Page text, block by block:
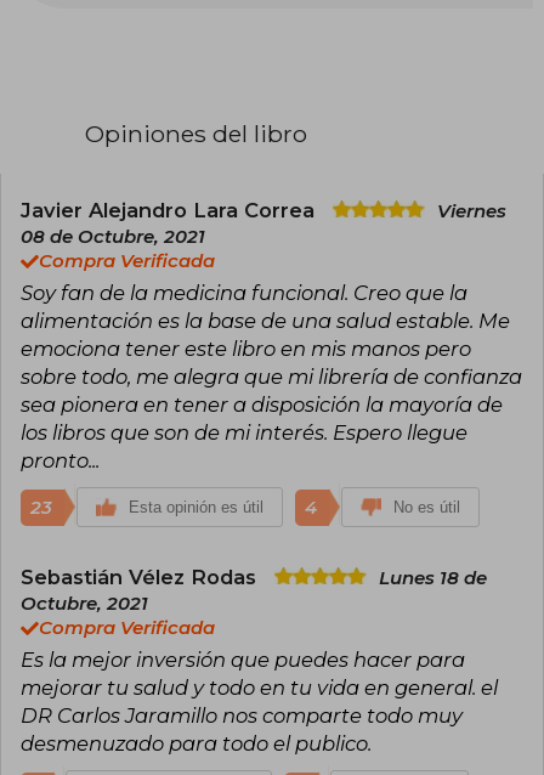
en Bogotá, Colombia. Trabaja como docente y
asesor en investigación y desarrollo para
empresas multinacionales de alimentos. Es
speaker, autor, instagramer de medio tiempo,
cocinero aficionado, esposo y padre orgulloso.
Su pasión es encontrar la cura de raíz de las
enfermedades crónicas y su misión, “educar
con ciencia” al mayor número de personas
posible.
Opiniones del libro
Javier Alejandro Lara Correa
Viernes
08 de Octubre, 2021
Compra Verificada
Soy fan de la medicina funcional. Creo que la
alimentación es la base de una salud estable. Me
emociona tener este libro en mis manos pero
sobre todo, me alegra que mi librería de confianza
sea pionera en tener a disposición la mayoría de
los libros que son de mi interés. Espero llegue
pronto...
23 Esta opinión es útil 4 No es útil
Sebastián Vélez Rodas
Lunes 18 de
Octubre, 2021
Compra Verificada
Es la mejor inversión que puedes hacer para
mejorar tu salud y todo en tu vida en general. el
DR Carlos Jaramillo nos comparte todo muy
desmenuzado para todo el publico.